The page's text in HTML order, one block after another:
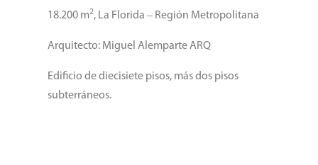
18.200 m2, La Florida – Región Metropolitana
Arquitecto: Miguel Alemparte ARQ
Edificio de diecisiete pisos, más dos pisos
subterráneos.